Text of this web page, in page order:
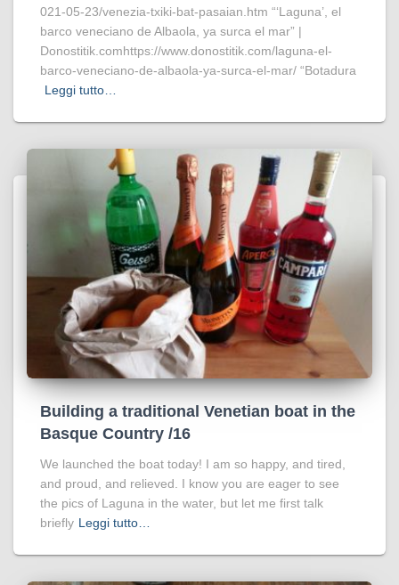
021-05-23/venezia-txiki-bat-pasaian.htm “‘Laguna’, el
barco veneciano de Albaola, ya surca el mar” |
Donostitik.comhttps://www.donostitik.com/laguna-el-
barco-veneciano-de-albaola-ya-surca-el-mar/ “Botadura
Leggi tutto…
Building a traditional Venetian boat in the
Basque Country /16
We launched the boat today! I am so happy, and tired,
and proud, and relieved. I know you are eager to see
the pics of Laguna in the water, but let me first talk
briefly Leggi tutto…